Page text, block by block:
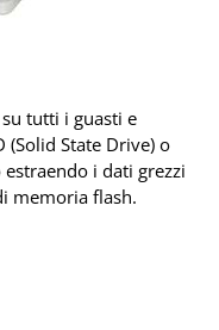
tutti i guasti e
(Solid State Drive) o
i dati grezzi
memoria flash.